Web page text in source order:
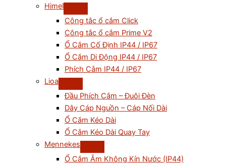
Himel
Công tắc ổ cắm Click
Công tắc ổ cắm Prime V2
Ổ Cắm Cố Định IP44 / IP67
Ổ Cắm Di Động IP44 / IP67
Phích Cắm IP44 / IP67
Lioa
Đầu Phích Cắm – Đuôi Đèn
Dây Cáp Nguồn – Cáp Nối Dài
Ổ Cắm Kéo Dài
Ổ Cắm Kéo Dài Quay Tay
Mennekes
Ổ Cắm Âm Không Kín Nước (IP44)